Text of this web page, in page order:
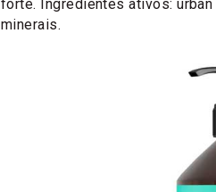
forte. Ingredientes ativos:
minerais.